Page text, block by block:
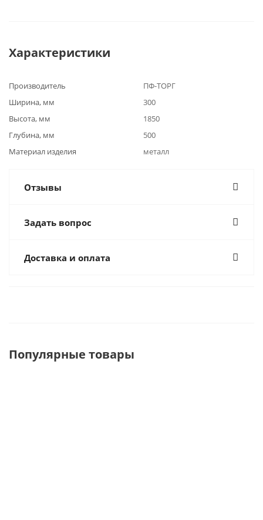
Характеристики
Производитель
ПФ-ТОРГ
Ширина, мм
300
Высота, мм
1850
Глубина, мм
500
Материал изделия
металл
Отзывы
Задать вопрос
Доставка и оплата
Популярные товары